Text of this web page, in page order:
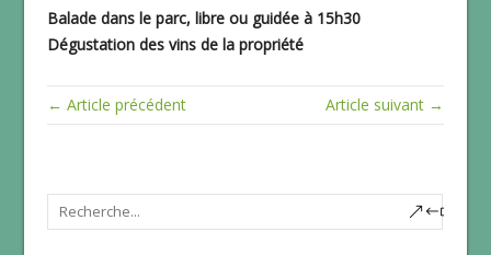
Balade dans le parc, libre ou guidée à 15h30
Dégustation des vins de la propriété
← Article précédent Article suivant →